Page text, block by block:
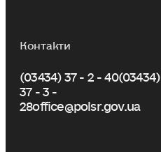
Контакти
(03434) 37 - 2 - 40(03434)
37 - 3 -
28office@polsr.gov.ua